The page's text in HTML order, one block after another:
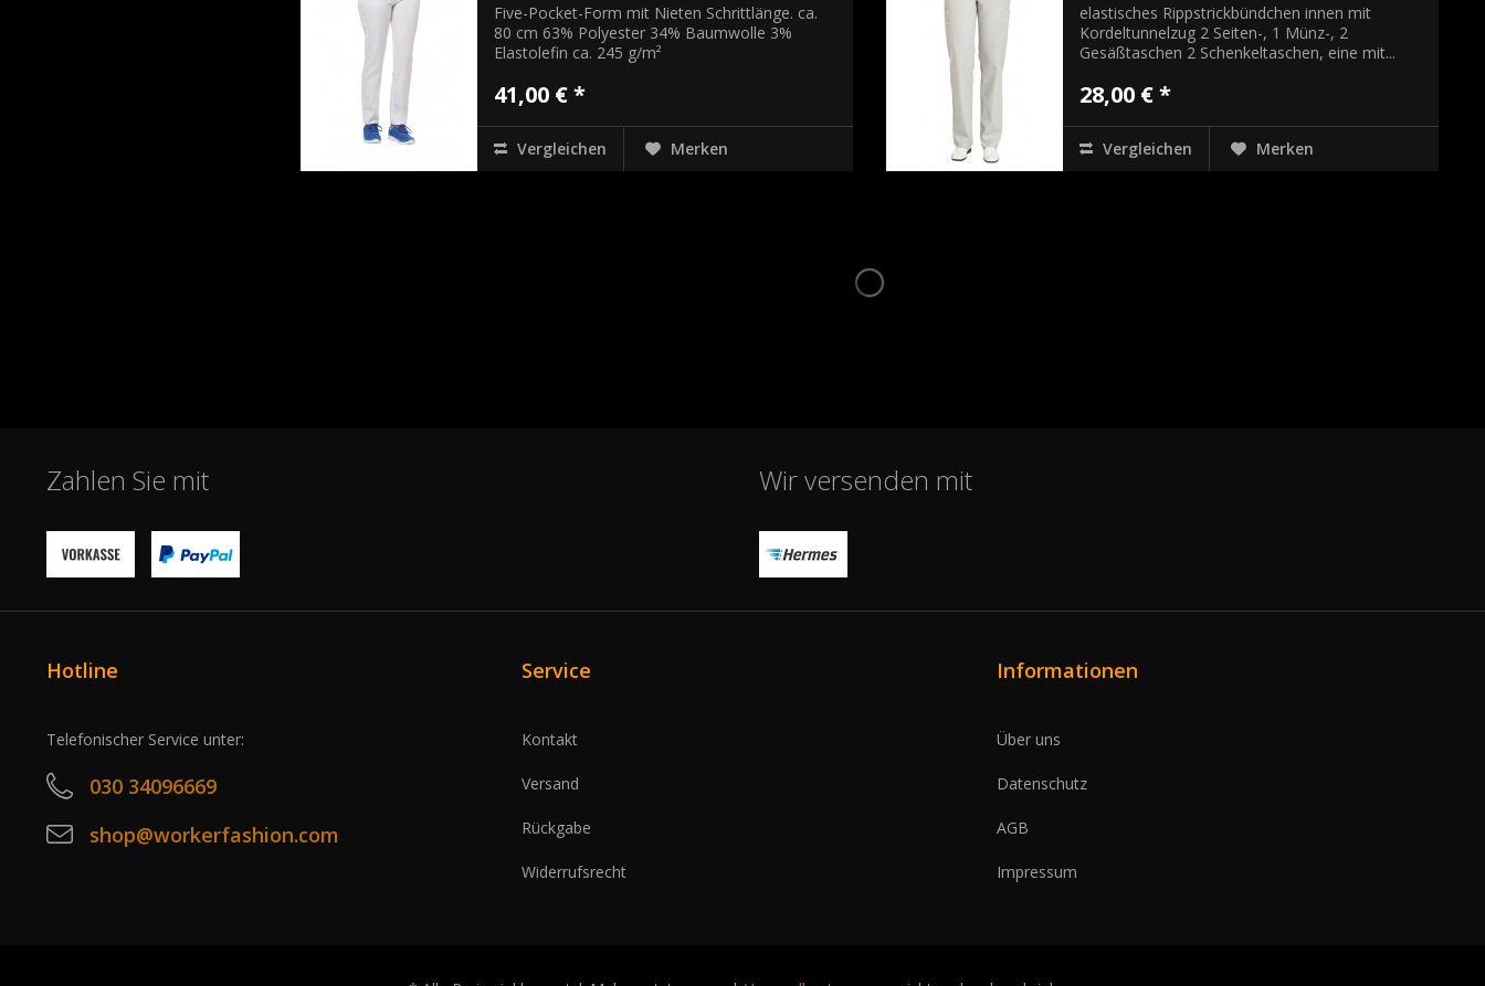
Five-Pocket-Form mit Nieten Schrittlänge. ca.
80 cm 63% Polyester 34% Baumwolle 3%
Elastolefin ca. 245 g/m²
41,00 € *
Vergleichen Merken
elastisches Rippstrickbündchen innen mit
Kordeltunnelzug 2 Seiten-, 1 Münz-, 2
Gesäßtaschen 2 Schenkeltaschen, eine mit...
28,00 € *
Vergleichen Merken
Zahlen Sie mit Wir versenden mit
Hotline
Telefonischer Service unter:
030 34096669
shop@workerfashion.com
Service
Kontakt
Versand
Rückgabe
Widerrufsrecht
Informationen
Über uns
Datenschutz
AGB
Impressum